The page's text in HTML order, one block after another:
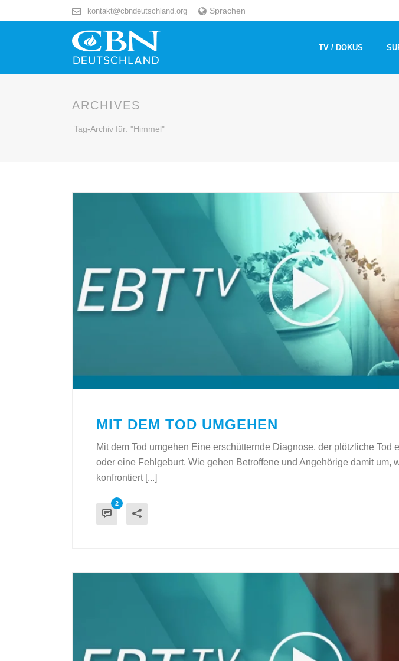
kontakt@cbndeutschland.org Sprachen
TV / DOKUS
ARCHIVES
Tag-Archiv für: "Himmel"
MIT DEM TOD UMGEHEN
Mit dem Tod umgehen Eine erschütternde Diagnose, der plötzliche Tod
oder eine Fehlgeburt. Wie gehen Betroffene und Angehörige damit um,
konfrontiert [...]
2